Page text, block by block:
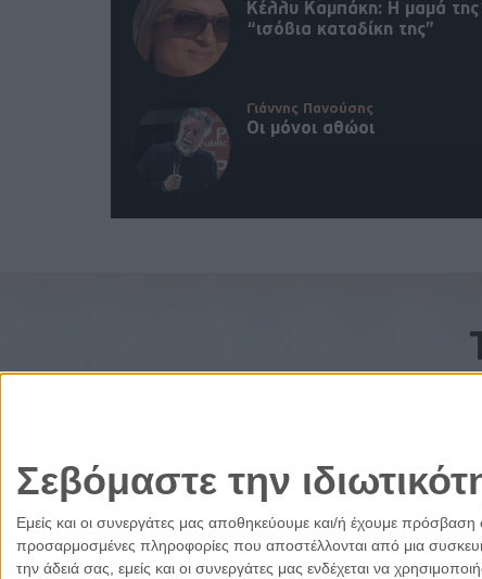
Σεβόμαστε την
Εμείς και οι συνεργάτες μας αποθηκεύουμε και/ή έχουμε
προσαρμοσμένες πληροφορίες που αποστέλλονται από μια συσκευή
την άδειά σας, εμείς και οι συνεργάτες μας ενδέχεται να
Κέλλυ Καμπάκη: Η μαμά της
“ισόβια καταδίκη της”
Γιάννης Πανούσης
Οι μόνοι αθώοι